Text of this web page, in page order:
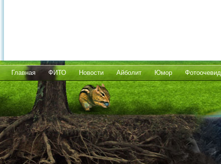
Главная ФИТО Новости Айболит Юмор